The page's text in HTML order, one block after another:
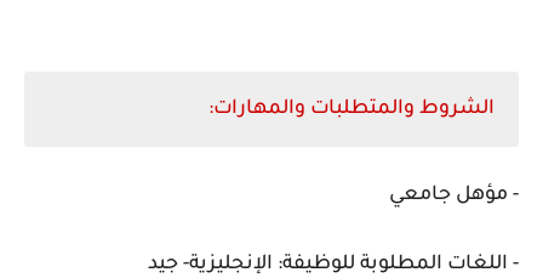
الشروط والمتطلبات والمهارات:
- مؤهل جامعي
- اللغات المطلوبة للوظيفة: الإنجليزية- جيد